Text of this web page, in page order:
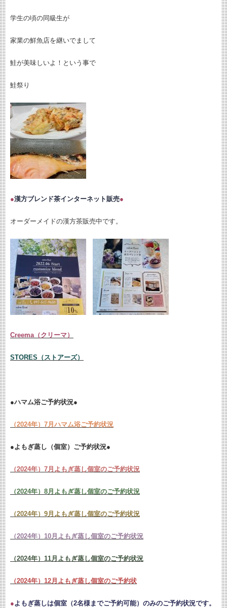
学生の頃の同級生が
家業の鮮魚店を継いでまして
鮭が美味しいよ！という事で
鮭祭り
●漢方ブレンド茶インターネット販売●
オーダーメイドの漢方茶販売中です。
Creema（クリーマ）
STORES（ストアーズ）
●ハマム浴ご予約状況●
（2024年）7月ハマム浴ご予約状況
●よもぎ蒸し（個室）ご予約状況●
（2024年）7月よもぎ蒸し個室のご予約状況
（2024年）8月よもぎ蒸し個室のご予約状況
（2024年）9月よもぎ蒸し個室のご予約状況
（2024年）10月よもぎ蒸し個室のご予約状況
（2024年）11月よもぎ蒸し個室のご予約状況
（2024年）12月よもぎ蒸し個室のご予約状
●よもぎ蒸しは個室（2名様までご予約可能）のみのご予約状況です。